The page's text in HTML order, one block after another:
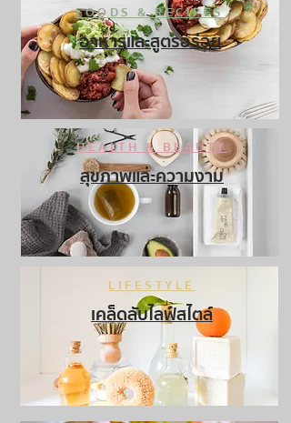
FOODS & RECIPES
อาหารและสูตรอร่อย
HEALTH & BEAUTY
สุขภาพและความงาม
LIFESTYLE
เคล็ดลับไลฟ์สไตล์